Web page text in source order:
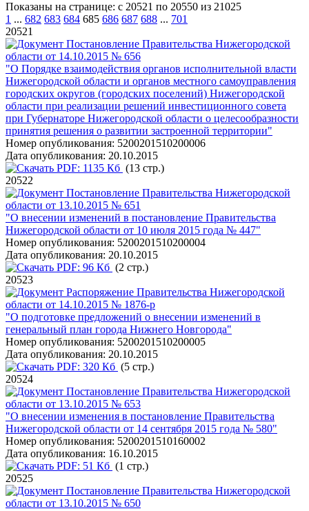
Показаны на странице: с 20521 по 20550 из 21025
1 ... 682 683 684 685 686 687 688 ... 701
20521
Постановление Правительства Нижегородской
области от 14.10.2015 № 656
"О Порядке взаимодействия органов исполнительной власти
Нижегородской области и органов местного самоуправления
городских округов (городских поселений) Нижегородской
области при реализации решений инвестиционного совета
при Губернаторе Нижегородской области о целесообразности
принятия решения о развитии застроенной территории"
Номер опубликования: 5200201510200006
Дата опубликования: 20.10.2015
PDF: 1135 Кб (13 стр.)
20522
Постановление Правительства Нижегородской
области от 13.10.2015 № 651
"О внесении изменений в постановление Правительства
Нижегородской области от 10 июля 2015 года № 447"
Номер опубликования: 5200201510200004
Дата опубликования: 20.10.2015
PDF: 96 Кб (2 стр.)
20523
Распоряжение Правительства Нижегородской
области от 14.10.2015 № 1876-р
"О подготовке предложений о внесении изменений в
генеральный план города Нижнего Новгорода"
Номер опубликования: 5200201510200005
Дата опубликования: 20.10.2015
PDF: 320 Кб (5 стр.)
20524
Постановление Правительства Нижегородской
области от 13.10.2015 № 653
"О внесении изменения в постановление Правительства
Нижегородской области от 14 сентября 2015 года № 580"
Номер опубликования: 5200201510160002
Дата опубликования: 16.10.2015
PDF: 51 Кб (1 стр.)
20525
Постановление Правительства Нижегородской
области от 13.10.2015 № 650